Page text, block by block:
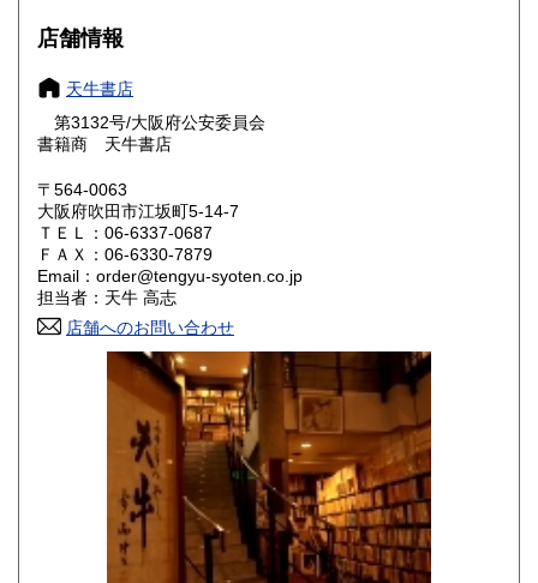
滋賀県
大阪府
奈良県
鳥取県
岡山県 300円
山口県
300円 愛媛県
300円 福岡県
300円 長崎県
300円 大分県
300円 鹿児島県
店舗情報
天牛書店
第3132号/大阪府公安委員会
書籍商 天牛書店
〒564-0063
大阪府吹田市江坂町5-14-7
ＴＥＬ：06-6337-0687
ＦＡＸ：06-6330-7879
Email：order@tengyu-syoten.co.jp
担当者：天牛 高志
店舗へのお問い合わせ